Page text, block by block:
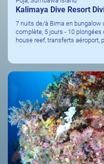
Kalimaya Dive Resort
7 nuits de/à Bima en bungalow
complète, 5 jours - 10
house reef, transferts aéroport,